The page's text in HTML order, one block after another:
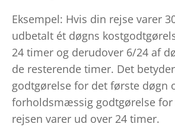
Eksempel: Hvis din rejse varer
udbetalt ét døgns
24 timer og derudover 6/24 af
de resterende timer. Det
godtgørelse for det første døgn
forholdsmæssig godtgørelse for
rejsen varer ud over 24 timer.